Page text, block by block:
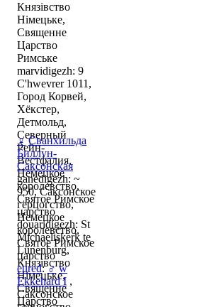
Князівство
Німецьке,
Священне
Царство
Римське
marvidigezh: 9
C'hwevrer 1011,
Город Корвей,
Хёкстер,
Детмольд,
Северный
Рейн-
Вестфалия,
Немецкое
королевство,
Святое Римское
царство
douaridigezh: St
Michaeliskerk te
Lünenburg,
Князівство
Німецьке,
Священне
Царство
♀ Сванхильда
Биллун-
Саксонская
ganedigezh: ~
950, Саксонское
герцогство,
Немецкое
королевство,
Святое Римское
царство
eured:♂ w
Ekkehard I ,
Саксонское